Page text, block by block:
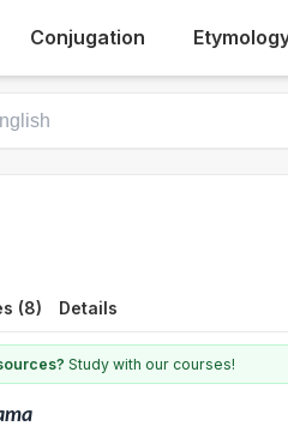
Conjugation
(8) Details
Study with our courses!